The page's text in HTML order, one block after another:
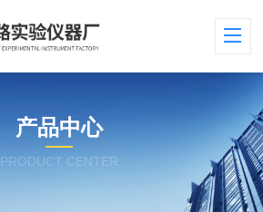
产品中心
PRODUCT CENTER